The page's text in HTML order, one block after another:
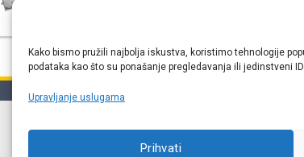
Kako bismo pružili najbolja iskustva, koristimo tehnologije
podataka kao što su ponašanje pregledavanja ili jedinstveni
Upravljanje uslugama
Prihvati
Online webshop autodijelova- Auto Krešo -
proizvođača rezervnih dijelova za sve vrste i